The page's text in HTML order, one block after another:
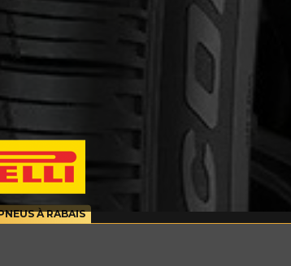
À RABAIS
AS PLUS 3
Courriel